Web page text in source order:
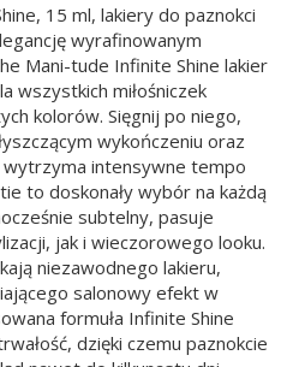
15 ml, lakiery do paznokci
wyrafinowanym
Mani-tude Infinite Shine lakier
wszystkich miłośniczek
kolorów. Sięgnij po niego,
wykończeniu oraz
wytrzyma intensywne tempo
to doskonały wybór na każdą
subtelny, pasuje
jak i wieczorowego looku.
niezawodnego lakieru,
salonowy efekt w
formuła Infinite Shine
dzięki czemu paznokcie